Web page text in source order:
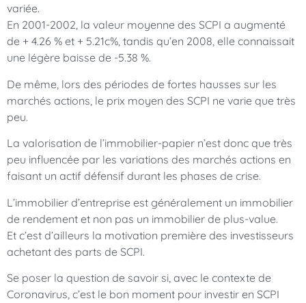
variée.
En 2001-2002, la valeur moyenne des SCPI a augmenté
de + 4.26 % et + 5.21c%, tandis qu’en 2008, elle connaissait
une légère baisse de -5.38 %.
De même, lors des périodes de fortes hausses sur les
marchés actions, le prix moyen des SCPI ne varie que très
peu.
La valorisation de l’immobilier-papier n’est donc que très
peu influencée par les variations des marchés actions en
faisant un actif défensif durant les phases de crise.
L’immobilier d’entreprise est généralement un immobilier
de rendement et non pas un immobilier de plus-value.
Et c’est d’ailleurs la motivation première des investisseurs
achetant des parts de SCPI.
Se poser la question de savoir si, avec le contexte de
Coronavirus, c’est le bon moment pour investir en SCPI